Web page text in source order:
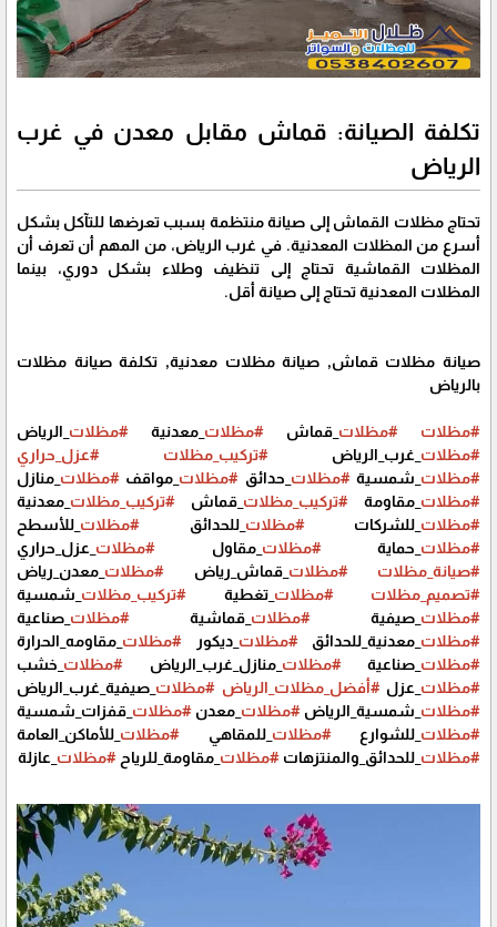
تكلفة الصيانة: قماش مقابل معدن في غرب
الرياض
تحتاج مظلات القماش إلى صيانة منتظمة بسبب تعرضها للتآكل بشكل
أسرع من المظلات المعدنية. في غرب الرياض، من المهم أن تعرف أن
المظلات القماشية تحتاج إلى تنظيف وطلاء بشكل دوري، بينما
المظلات المعدنية تحتاج إلى صيانة أقل.
صيانة مظلات قماش, صيانة مظلات معدنية, تكلفة صيانة مظلات
بالرياض
#مظلات #مظلات _قماش #مظلات _معدنية #مظلات _الرياض
#مظلات _غرب_الرياض #تركيب_مظلات
#عزل_حراري
#مظلات _شمسية#مظلات _حدائق #مظلات _مواقف #مظلات _منازل
#مظلات _مقاومة #تركيب_مظلات _قماش #تركيب_مظلات _معدنية
#مظلات _للشركات#مظلات _للحدائق #مظلات _للأسطح
#مظلات _حماية#مظلات _مقاول #مظلات _عزل_حراري
#صيانة_مظلات
#مظلات _قماش_رياض #مظلات _معدن_رياض
#تصميم_مظلات
#مظلات _تغطية #تركيب_مظلات _شمسية
#مظلات _صيفية #مظلات _قماشية #مظلات _صناعية
#مظلات _معدنية_للحدائق#مظلات _ديكور #مظلات _مقاومه_الحرارة
#مظلات _صناعية#مظلات _منازل_غرب_الرياض #مظلات _خشب
#مظلات _عزل#أفضل_مظلات_الرياض #مظلات _صيفية_غرب_الرياض
#مظلات _شمسية_الرياض #مظلات _معدن #مظلات _قفزات_شمسية
#مظلات _للشوارع#مظلات _للمقاهي #مظلات _للأماكن_العامة
#مظلات _للحدائق_والمنتزهات #مظلات _مقاومة_للرياح #مظلات _عازلة